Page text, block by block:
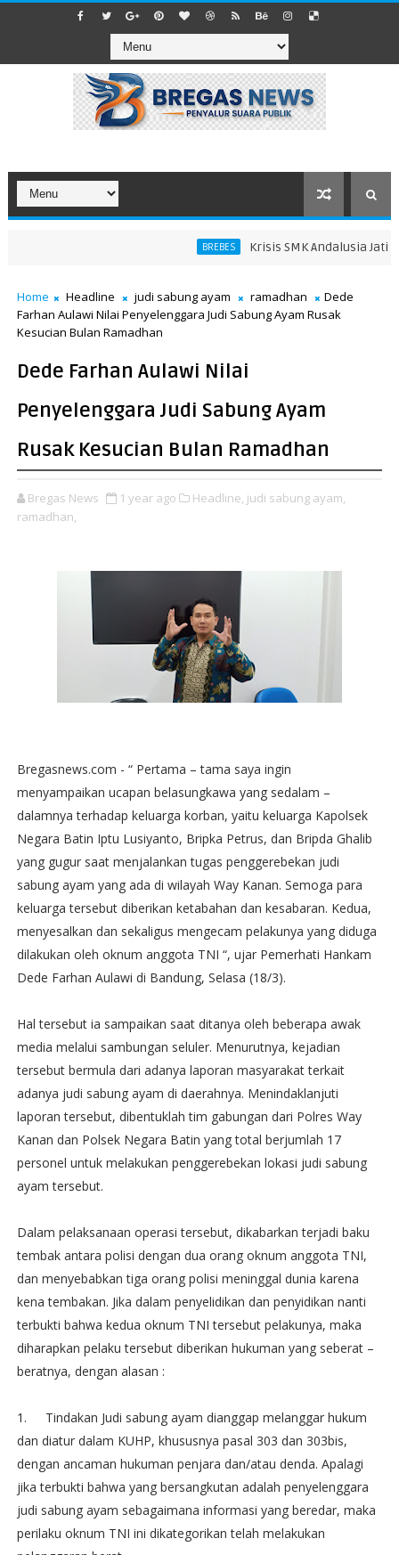
BREBES Krisis SMK Andalusia
Home Headline judi sabung ayam ramadhan
Dede
Farhan Aulawi Nilai Penyelenggara Judi Sabung Ayam Rusak
Kesucian Bulan Ramadhan
Dede Farhan Aulawi Nilai
Penyelenggara Judi Sabung Ayam
Rusak Kesucian Bulan Ramadhan
Bregas News 1 year ago Headline, judi sabung ayam,
ramadhan,
Bregasnews.com - “ Pertama – tama saya ingin
menyampaikan ucapan belasungkawa yang sedalam –
dalamnya terhadap keluarga korban, yaitu keluarga Kapolsek
Negara Batin Iptu Lusiyanto, Bripka Petrus, dan Bripda Ghalib
yang gugur saat menjalankan tugas penggerebekan judi
sabung ayam yang ada di wilayah Way Kanan. Semoga para
keluarga tersebut diberikan ketabahan dan kesabaran. Kedua,
menyesalkan dan sekaligus mengecam pelakunya yang diduga
dilakukan oleh oknum anggota TNI “, ujar Pemerhati Hankam
Dede Farhan Aulawi di Bandung, Selasa (18/3).
Hal tersebut ia sampaikan saat ditanya oleh beberapa awak
media melalui sambungan seluler. Menurutnya, kejadian
tersebut bermula dari adanya laporan masyarakat terkait
adanya judi sabung ayam di daerahnya. Menindaklanjuti
laporan tersebut, dibentuklah tim gabungan dari Polres Way
Kanan dan Polsek Negara Batin yang total berjumlah 17
personel untuk melakukan penggerebekan lokasi judi sabung
ayam tersebut.
Dalam pelaksanaan operasi tersebut, dikabarkan terjadi baku
tembak antara polisi dengan dua orang oknum anggota TNI,
dan menyebabkan tiga orang polisi meninggal dunia karena
kena tembakan. Jika dalam penyelidikan dan penyidikan nanti
terbukti bahwa kedua oknum TNI tersebut pelakunya, maka
diharapkan pelaku tersebut diberikan hukuman yang seberat –
beratnya, dengan alasan :
1.
Tindakan Judi sabung ayam dianggap melanggar hukum
dan diatur dalam KUHP, khususnya pasal 303 dan 303bis,
dengan ancaman hukuman penjara dan/atau denda. Apalagi
jika terbukti bahwa yang bersangkutan adalah penyelenggara
judi sabung ayam sebagaimana informasi yang beredar, maka
perilaku oknum TNI ini dikategorikan telah melakukan